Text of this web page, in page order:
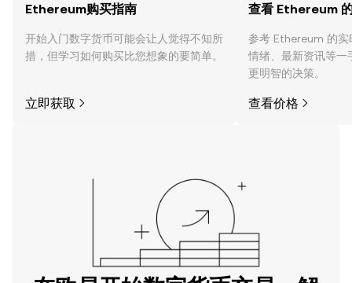
Ethereum购买指南
开始入门数字货币可能会让人觉得不知所
措，但学习如何购买比您想象的要简单。
立即获取
查看 Ethereum
参考 Ethereum 的实
情绪、最新资讯等一
更明智的决策。
查看价格